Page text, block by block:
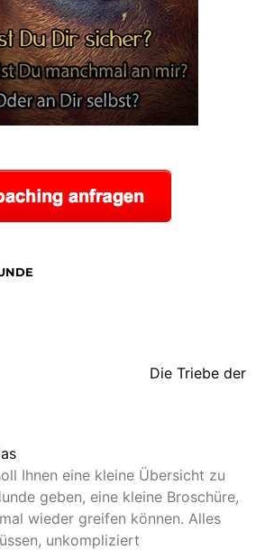
Die Triebe der
Ihnen eine kleine Übersicht zu
geben, eine kleine Broschüre,
wieder greifen können. Alles
unkompliziert